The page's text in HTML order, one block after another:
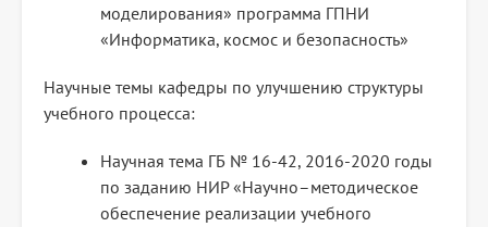
моделирования» программа ГПНИ
«Информатика, космос и безопасность»
Научные темы кафедры по улучшению структуры
учебного процесса:
Научная тема ГБ № 16-42, 2016-2020 годы
по заданию НИР «Научно–методическое
обеспечение реализации учебного